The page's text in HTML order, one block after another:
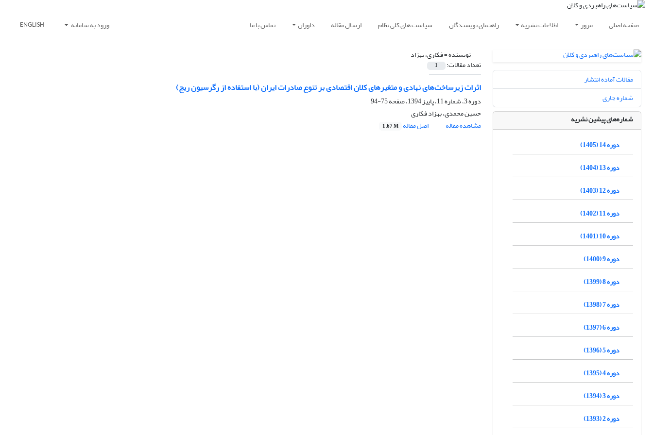
صفحه اصلی مرور اطلاعات نشریه راهنمای نویسندگان سیاست های کلی نظام ارسال مقاله داوران تماس با ما ورود به سامانه ENGLISH
نویسنده =فکاری، بهزاد
تعداد مقالات: 1
اثرات زیرساخت‌های نهادی و متغیرهای کلان اقتصادی بر تنوع صادرات ایران (با استفاده از رگرسیون ریج)
دوره 3، شماره 11، پاییز 1394، صفحه
75-94
حسین محمدی، بهزاد فکاری
مشاهده مقاله
اصل مقاله 1.67 M
مقالات آماده انتشار
شماره جاری
شماره‌های پیشین نشریه
دوره 14 (1405)
دوره 13 (1404)
دوره 12 (1403)
دوره 11 (1402)
دوره 10 (1401)
دوره 9 (1400)
دوره 8 (1399)
دوره 7 (1398)
دوره 6 (1397)
دوره 5 (1396)
دوره 4 (1395)
دوره 3 (1394)
دوره 2 (1393)